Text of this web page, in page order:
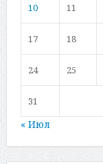
10 11
17 18
24 25
31
« Июл